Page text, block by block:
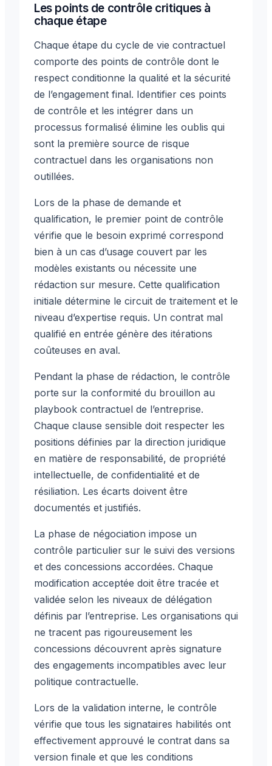
Les points de contrôle critiques à
chaque étape
Chaque étape du cycle de vie contractuel
comporte des points de contrôle dont le
respect conditionne la qualité et la sécurité
de l’engagement final. Identifier ces points
de contrôle et les intégrer dans un
processus formalisé élimine les oublis qui
sont la première source de risque
contractuel dans les organisations non
outillées.
Lors de la phase de demande et
qualification, le premier point de contrôle
vérifie que le besoin exprimé correspond
bien à un cas d’usage couvert par les
modèles existants ou nécessite une
rédaction sur mesure. Cette qualification
initiale détermine le circuit de traitement et le
niveau d’expertise requis. Un contrat mal
qualifié en entrée génère des itérations
coûteuses en aval.
Pendant la phase de rédaction, le contrôle
porte sur la conformité du brouillon au
playbook contractuel de l’entreprise.
Chaque clause sensible doit respecter les
positions définies par la direction juridique
en matière de responsabilité, de propriété
intellectuelle, de confidentialité et de
résiliation. Les écarts doivent être
documentés et justifiés.
La phase de négociation impose un
contrôle particulier sur le suivi des versions
et des concessions accordées. Chaque
modification acceptée doit être tracée et
validée selon les niveaux de délégation
définis par l’entreprise. Les organisations qui
ne tracent pas rigoureusement les
concessions découvrent après signature
des engagements incompatibles avec leur
politique contractuelle.
Lors de la validation interne, le contrôle
vérifie que tous les signataires habilités ont
effectivement approuvé le contrat dans sa
version finale et que les conditions